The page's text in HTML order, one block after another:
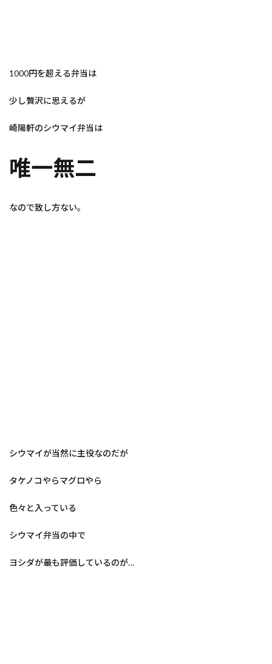
1000円を超える弁当は
少し贅沢に思えるが
崎陽軒のシウマイ弁当は
唯一無二
なので致し方ない。
シウマイが当然に主役なのだが
タケノコやらマグロやら
色々と入っている
シウマイ弁当の中で
ヨシダが最も評価しているのが…